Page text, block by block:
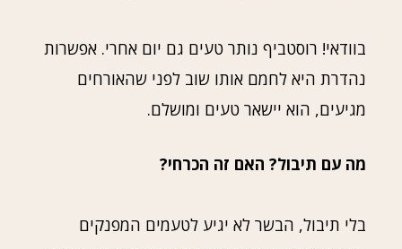
בוודאי! רוסטביף נותר טעים גם יום אחרי. אפשרות
נהדרת היא לחמם אותו שוב לפני שהאורחים
מגיעים, הוא יישאר טעים ומושלם.
מה עם תיבול? האם זה הכרחי?
בלי תיבול, הבשר לא יגיע לטעמים המפנקים